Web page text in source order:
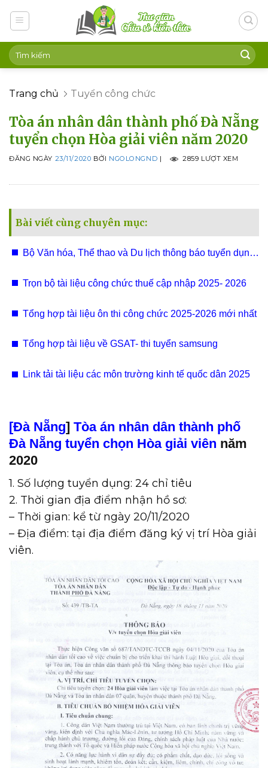
Trang chủ Tuyển công chức
Tòa án nhân dân thành phố Đà Nẵng
tuyển chọn Hòa giải viên năm 2020
ĐĂNG NGÀY 23/11/2020 BỞI NGOLONGND | 2859 LƯỢT XEM
Bài viết cùng chuyên mục:
Bộ Văn hóa, Thể thao và Du lịch thông báo tuyển dụng
Trọn bộ tài liệu công chức thuế cập nhập 2025- 2026
Tổng hợp tài liệu ôn thi công chức 2025-2026 mới nhất
Tổng hợp tài liệu về GSAT- thi tuyển samsung
Link tải tài liệu các môn trường kinh tế quốc dân 2025
[Đà Nẵng] Tòa án nhân dân thành phố
Đà Nẵng tuyển chọn Hòa giải viên năm
2020
1. Số lượng tuyển dụng: 24 chỉ tiêu
2. Thời gian địa điểm nhận hồ sơ:
– Thời gian: kể từ ngày 20/11/2020
– Địa điểm: tại địa điểm đăng ký vị trí Hòa giải
viên.